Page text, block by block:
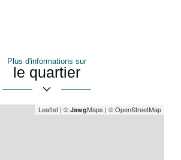
Plus d'informations sur
le quartier
Leaflet | © JawgMaps | © OpenStreetMap